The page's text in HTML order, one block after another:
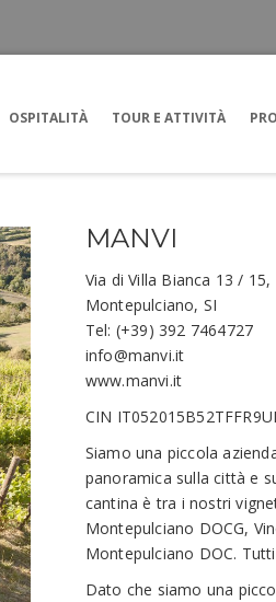
OSPITALITÀ TOUR E ATTIVITÀ
MANVI
Via di Villa Bianca 13 / 15,
Montepulciano, SI
Tel: (+39) 392 7464727
info@manvi.it
www.manvi.it
CIN
Siamo una piccola
panoramica sulla città e
cantina è tra i nostri
Montepulciano DOCG,
Montepulciano DOC.
Dato che siamo una